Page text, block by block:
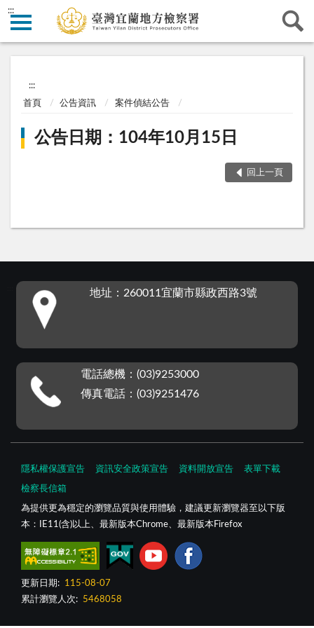
:::
:::
首頁 公告資訊 案件偵結公告
公告日期：104年10月15日
回上一頁
地址：260011宜蘭市縣政西路3號
電話總機：(03)9253000
傳真電話：(03)9251476
隱私權保護宣告 資訊安全政策宣告 資料開放宣告 表單下載
檢察長信箱
為提供更為穩定的瀏覽品質與使用體驗，建議更新瀏覽器至以下版
本：IE11(含)以上、最新版本Chrome、最新版本Firefox
更新日期:
115-08-07
累計瀏覽人次:
5468058